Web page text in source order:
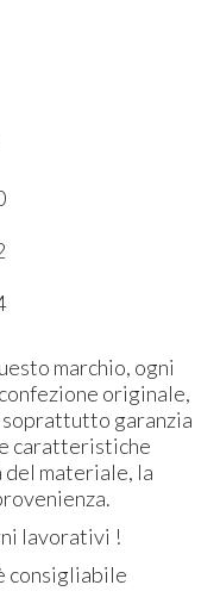
marchio, ogni
originale,
garanzia
caratteristiche
materiale, la
lavorativi !
consigliabile